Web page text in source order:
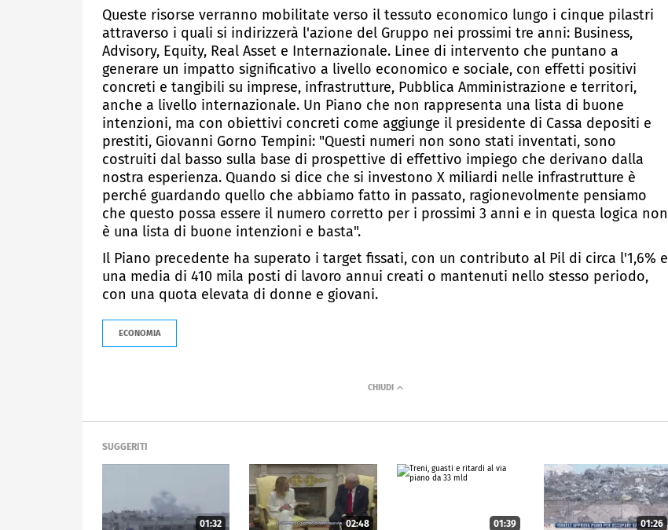
Queste risorse verranno mobilitate verso il tessuto economico lungo i cinque pilastri
attraverso i quali si indirizzerà l'azione del Gruppo nei prossimi tre anni: Business,
Advisory, Equity, Real Asset e Internazionale. Linee di intervento che puntano a
generare un impatto significativo a livello economico e sociale, con effetti positivi
concreti e tangibili su imprese, infrastrutture, Pubblica Amministrazione e territori,
anche a livello internazionale. Un Piano che non rappresenta una lista di buone
intenzioni, ma con obiettivi concreti come aggiunge il presidente di Cassa depositi e
prestiti, Giovanni Gorno Tempini: "Questi numeri non sono stati inventati, sono
costruiti dal basso sulla base di prospettive di effettivo impiego che derivano dalla
nostra esperienza. Quando si dice che si investono X miliardi nelle infrastrutture è
perché guardando quello che abbiamo fatto in passato, ragionevolmente pensiamo
che questo possa essere il numero corretto per i prossimi 3 anni e in questa logica non
è una lista di buone intenzioni e basta".
Il Piano precedente ha superato i target fissati, con un contributo al Pil di circa l'1,6% e
una media di 410 mila posti di lavoro annui creati o mantenuti nello stesso periodo,
con una quota elevata di donne e giovani.
ECONOMIA
SUGGERITI
01:32 02:48 01:39 01:26